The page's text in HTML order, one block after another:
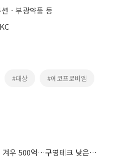
ㆍ부광약품 등
#대상 #에코프로비엠
매출 4000억대에 시총은 겨우 500억…구영테크 낮은 몸값에 저가 승계 마무리